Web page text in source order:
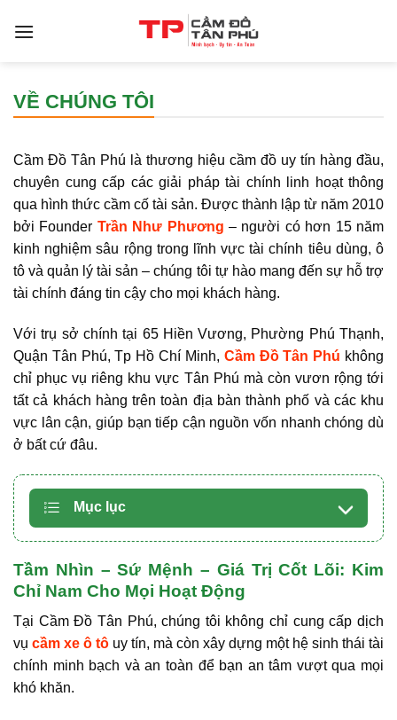
qua
VỀ CHÚNG TÔI
Cầm Đồ Tân Phú là thương hiệu cầm đồ uy tín hàng đầu,
chuyên cung cấp các giải pháp tài chính linh hoạt thông
qua hình thức cầm cố tài sản. Được thành lập từ năm 2010
bởi Founder Trần Như Phương – người có hơn 15 năm
kinh nghiệm sâu rộng trong lĩnh vực tài chính tiêu dùng, ô
tô và quản lý tài sản – chúng tôi tự hào mang đến sự hỗ trợ
tài chính đáng tin cậy cho mọi khách hàng.
Với trụ sở chính tại 65 Hiền Vương, Phường Phú Thạnh,
Quận Tân Phú, Tp Hồ Chí Minh, Cầm Đồ Tân Phú không
chỉ phục vụ riêng khu vực Tân Phú mà còn vươn rộng tới
tất cả khách hàng trên toàn địa bàn thành phố và các khu
vực lân cận, giúp bạn tiếp cận nguồn vốn nhanh chóng dù
ở bất cứ đâu.
Mục lục
Tầm Nhìn – Sứ Mệnh – Giá Trị Cốt Lõi: Kim
Chỉ Nam Cho Mọi Hoạt Động
Tại Cầm Đồ Tân Phú, chúng tôi không chỉ cung cấp dịch
vụ cầm xe ô tô uy tín, mà còn xây dựng một hệ sinh thái tài
chính minh bạch và an toàn để bạn an tâm vượt qua mọi
khó khăn.